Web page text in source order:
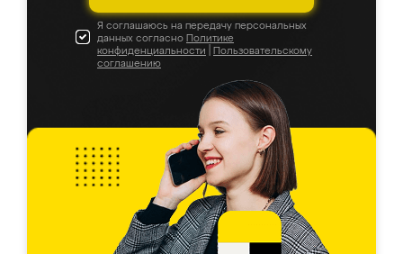
Я соглашаюсь на передачу персональных
данных согласно Политике
конфиденциальности
Пользовательскому
соглашению